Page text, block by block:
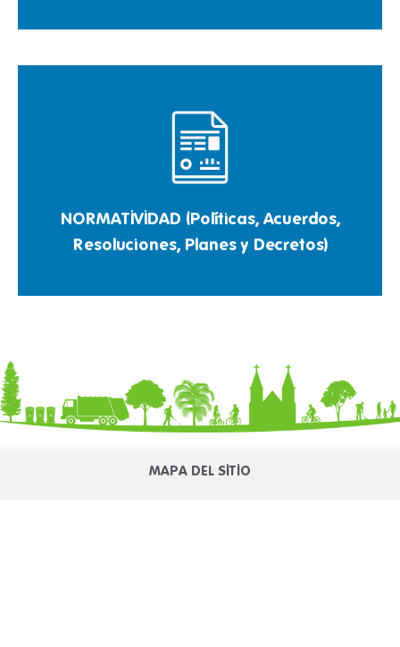
NORMATIVIDAD (Políticas, Acuerdos,
Resoluciones, Planes y Decretos)
MAPA DEL SITIO